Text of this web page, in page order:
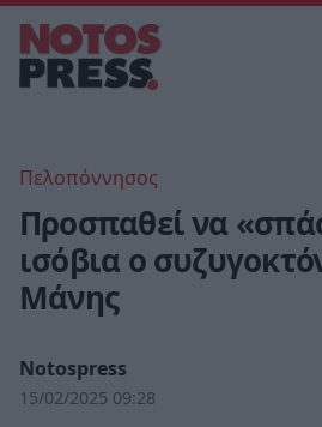
Πελοπόννησος
Προσπαθεί να
ισόβια ο
Μάνης
Notospress
15/02/2025 09:28